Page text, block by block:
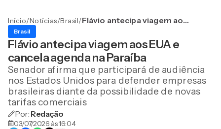
Início/Notícias/Brasil/Flávio antecipa viagem aos
Paraíba
Brasil
Flávio antecipa viagem aos EUA e
cancela agenda na Paraíba
Senador afirma que participará de audiência
nos Estados Unidos para defender empresas
brasileiras diante da possibilidade de novas
tarifas comerciais
Por: Redação
03/07/2026 às 16:04